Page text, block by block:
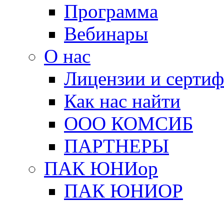
Программа
Вебинары
О нас
Лицензии и
Как нас найти
ООО КОМСИБ
ПАРТНЕРЫ
ПАК ЮНИор
ПАК ЮНИОР